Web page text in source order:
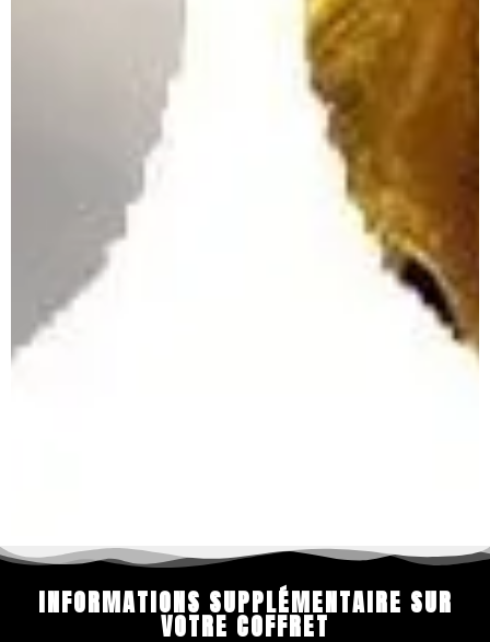
INFORMATIONS SUPPLÉMENTAIRE SUR
VOTRE COFFRET